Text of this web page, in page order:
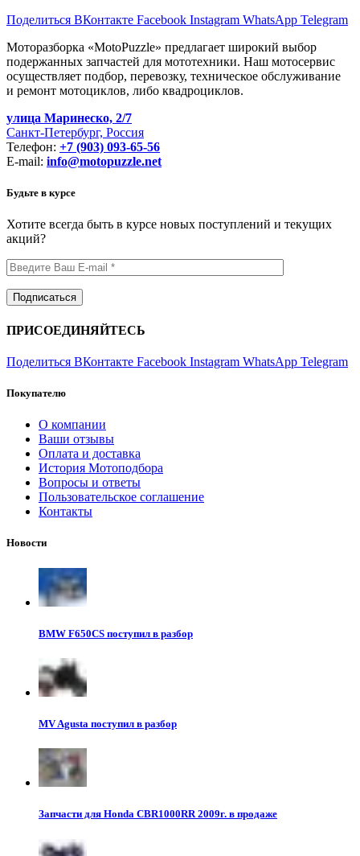
Поделиться ВКонтакте Facebook Instagram WhatsApp Telegram
Моторазборка «MotoPuzzle» предлагает широкий выбор
подержанных запчастей для мототехники. Наш мотосервис
осуществляет подбор, перевозку, техническое обслуживание
и ремонт мотоциклов, либо квадроциклов.
улица Маринеско, 2/7
Санкт-Петербург, Россия
Телефон: +7 (903) 093-65-56
E-mail: info@motopuzzle.net
Будьте в курсе
Хотите всегда быть в курсе новых поступлений и текущих
акций?
ПРИСОЕДИНЯЙТЕСЬ
Поделиться ВКонтакте Facebook Instagram WhatsApp Telegram
Покупателю
О компании
Ваши отзывы
Оплата и доставка
История Мотоподбора
Вопросы и ответы
Пользовательское соглашение
Контакты
Новости
BMW F650CS поступил в разбор
MV Agusta поступил в разбор
Запчасти для Honda CBR1000RR 2009г. в продаже